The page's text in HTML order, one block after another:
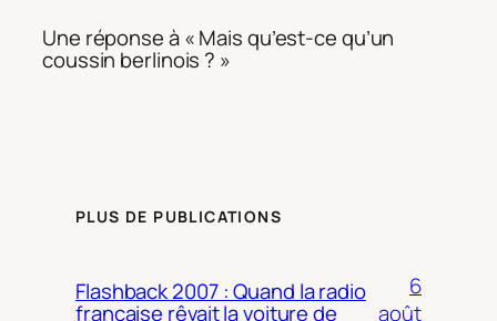
Une réponse à « Mais qu’est-ce qu’un
coussin berlinois ? »
PLUS DE PUBLICATIONS
Flashback 2007 : Quand la radio
française rêvait la voiture de
6
août